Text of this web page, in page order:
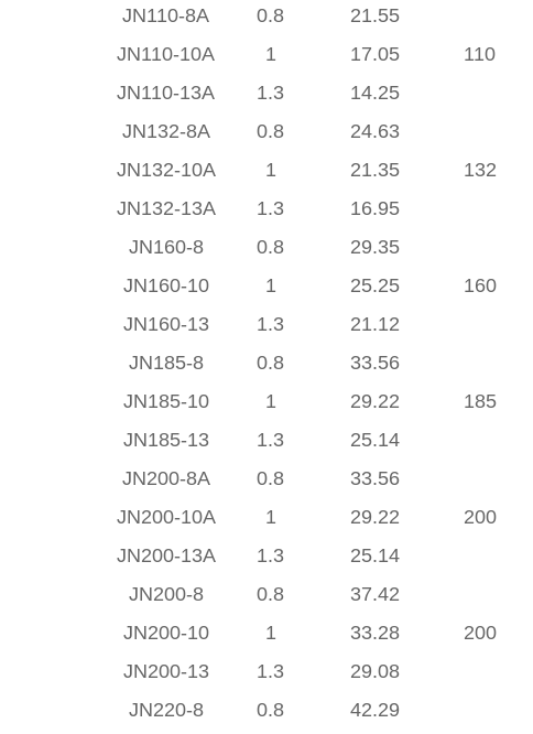
JN110-8A
0.8
21.55
110
JN110-10A 1
17.05
JN110-13A
1.3
14.25
JN132-8A
0.8
24.63
132
JN132-10A 1
21.35
JN132-13A
1.3
16.95
JN160-8
0.8
29.35
160
JN160-10 1
25.25
JN160-13
1.3
21.12
JN185-8
0.8
33.56
185
JN185-10 1
29.22
JN185-13
1.3
25.14
JN200-8A
0.8
33.56
200
JN200-10A 1
29.22
JN200-13A
1.3
25.14
JN200-8
0.8
37.42
200
JN200-10 1
33.28
JN200-13
1.3
29.08
JN220-8
0.8
42.29